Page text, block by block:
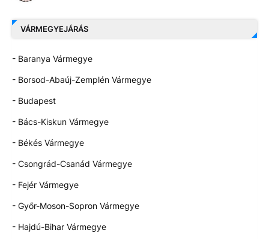
VÁRMEGYEJÁRÁS
- Baranya Vármegye
- Borsod-Abaúj-Zemplén Vármegye
- Budapest
- Bács-Kiskun Vármegye
- Békés Vármegye
- Csongrád-Csanád Vármegye
- Fejér Vármegye
- Győr-Moson-Sopron Vármegye
- Hajdú-Bihar Vármegye